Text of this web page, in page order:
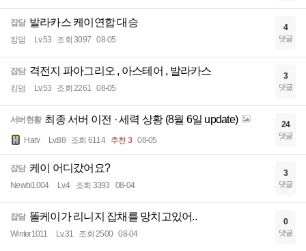
잡담 발라카스 케이연합 대승
킹덤 Lv.53 조회 3097 08-05
4
댓글
잡담 격전지 파아그리오 , 아스테어 , 발라카스
킹덤 Lv.53 조회 2261 08-05
3
댓글
서버현황 최종 서버 이전 · 세력 상황 (8월 6일 update)
Harv Lv.88 조회 6114 추천 3 08-05
24
댓글
잡담 케이 어디갔어요?
Newbi1004 Lv.4 조회 3393 08-04
3
댓글
잡담 똘케이가 리니지 잡채를 망치고있어..
Winter1011 Lv.31 조회 2500 08-04
0
댓글